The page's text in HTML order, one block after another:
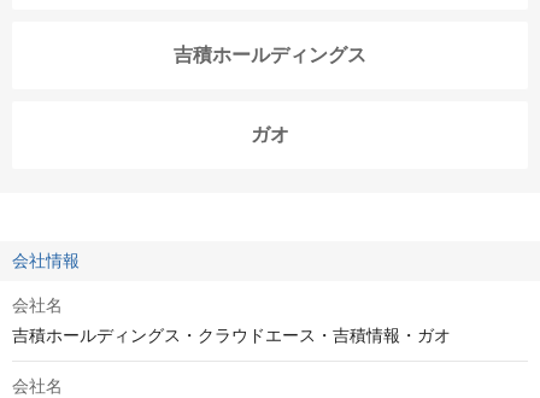
吉積ホールディングス
ガオ
会社情報
会社名
吉積ホールディングス・クラウドエース・吉積情報・ガオ
会社名